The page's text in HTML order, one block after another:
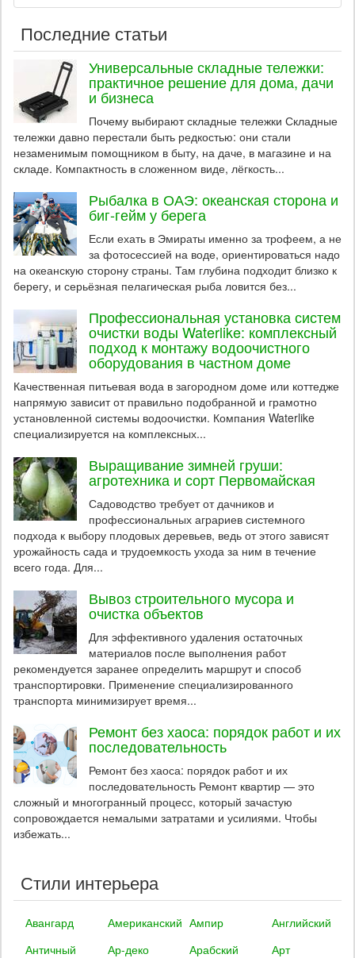
Последние статьи
Универсальные складные тележки:
практичное решение для дома, дачи
и бизнеса
Почему выбирают складные тележки Складные
тележки давно перестали быть редкостью: они стали
незаменимым помощником в быту, на даче, в магазине и на
складе. Компактность в сложенном виде, лёгкость...
Рыбалка в ОАЭ: океанская сторона и
биг-гейм у берега
Если ехать в Эмираты именно за трофеем, а не
за фотосессией на воде, ориентироваться надо
на океанскую сторону страны. Там глубина подходит близко к
берегу, и серьёзная пелагическая рыба ловится без...
Профессиональная установка систем
очистки воды Waterlike: комплексный
подход к монтажу водоочистного
оборудования в частном доме
Качественная питьевая вода в загородном доме или коттедже
напрямую зависит от правильно подобранной и грамотно
установленной системы водоочистки. Компания Waterlike
специализируется на комплексных...
Выращивание зимней груши:
агротехника и сорт Первомайская
Садоводство требует от дачников и
профессиональных аграриев системного
подхода к выбору плодовых деревьев, ведь от этого зависят
урожайность сада и трудоемкость ухода за ним в течение
всего года. Для...
Вывоз строительного мусора и
очистка объектов
Для эффективного удаления остаточных
материалов после выполнения работ
рекомендуется заранее определить маршрут и способ
транспортировки. Применение специализированного
транспорта минимизирует время...
Ремонт без хаоса: порядок работ и их
последовательность
Ремонт без хаоса: порядок работ и их
последовательность Ремонт квартир — это
сложный и многогранный процесс, который зачастую
сопровождается немалыми затратами и усилиями. Чтобы
избежать...
Стили интерьера
Авангард Американский Ампир
Английский
Античный
Ар-деко Арабский
Арт